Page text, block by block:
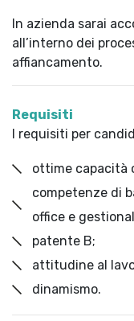
In azienda sarai
all’interno dei
affiancamento.
Requisiti
I requisiti per
ottime capacità
competenze di
office e
patente B;
attitudine al
dinamismo.